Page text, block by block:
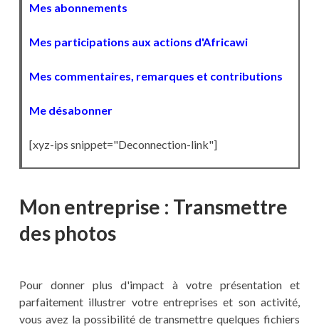
Mes abonnements
Mes participations aux actions d'Africawi
Mes commentaires, remarques et contributions
Me désabonner
[xyz-ips snippet="Deconnection-link"]
Mon entreprise : Transmettre
des photos
Pour donner plus d'impact à votre présentation et
parfaitement illustrer votre entreprises et son activité,
vous avez la possibilité de transmettre quelques fichiers